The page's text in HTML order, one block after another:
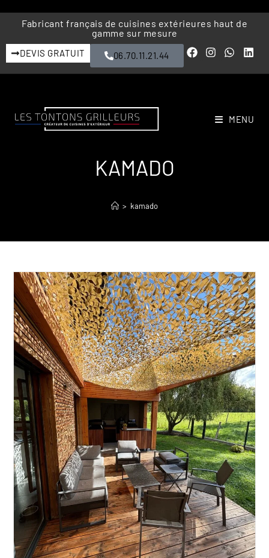
Fabricant français de cuisines extérieures haut de
gamme sur mesure
DEVIS GRATUIT 06.70.11.21.44
MENU
KAMADO
> kamado